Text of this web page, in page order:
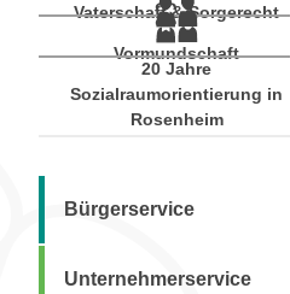
Vaterschaft & Sorgerecht
Vormundschaft
20 Jahre
Sozialraumorientierung in
Rosenheim
Bürgerservice
Unternehmerservice